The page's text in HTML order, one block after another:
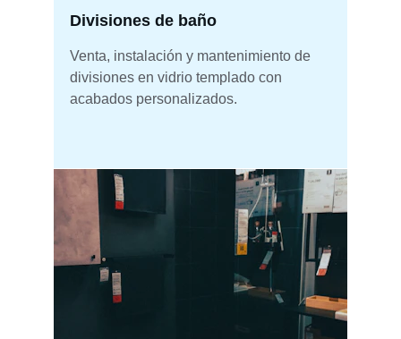
Divisiones de baño
Venta, instalación y mantenimiento de
divisiones en vidrio templado con
acabados personalizados.